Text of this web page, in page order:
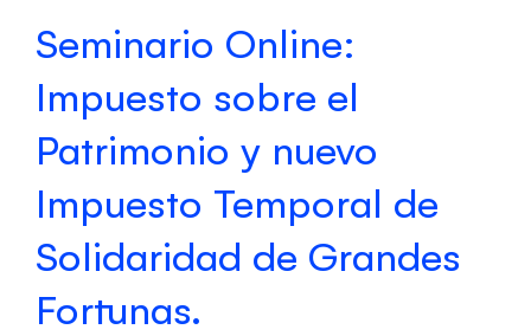
Seminario Online:
Impuesto sobre el
Patrimonio y nuevo
Impuesto Temporal de
Solidaridad de Grandes
Fortunas.